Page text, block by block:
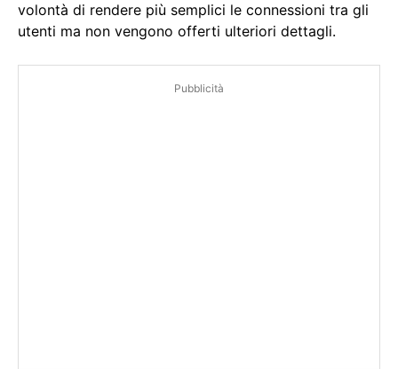
volontà di rendere più semplici le connessioni tra gli
utenti ma non vengono offerti ulteriori dettagli.
Pubblicità